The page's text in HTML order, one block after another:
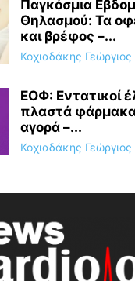
Παγκόσμια
Θηλασμού: Τα
και βρέφος –...
Κοχιαδάκης Γεώργιος
ΕΟΦ: Εντατικοί
πλαστά
αγορά –...
Κοχιαδάκης Γεώργιος